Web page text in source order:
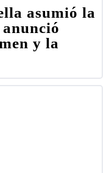
asumió la
y la